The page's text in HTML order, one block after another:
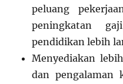
peluang
peningkatan
pendidikan lebih
Menyediakan
dan pengalaman